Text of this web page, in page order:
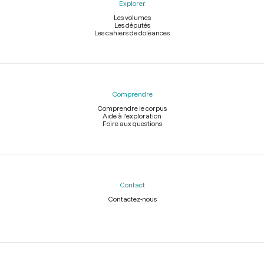
Explorer
Les volumes
Les députés
Les cahiers de doléances
Comprendre
Comprendre le corpus
Aide à l'exploration
Foire aux questions
Contact
Contactez-nous
Légal